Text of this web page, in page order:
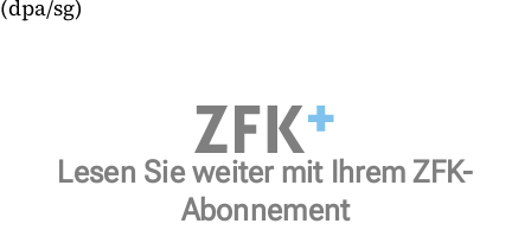
(dpa/sg)
Lesen Sie weiter mit Ihrem ZFK-
Abonnement